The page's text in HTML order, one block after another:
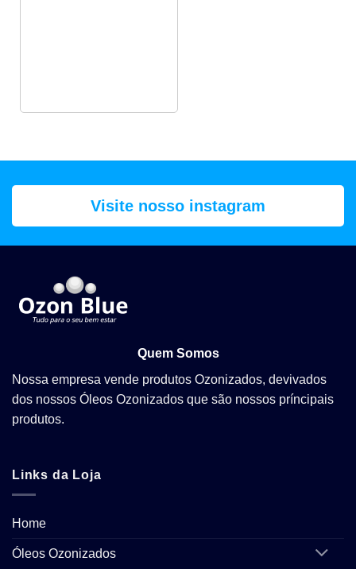
Visite nosso instagram
Quem Somos
Nossa empresa vende produtos Ozonizados, devivados
dos nossos Óleos Ozonizados que são nossos príncipais
produtos.
Links da Loja
Home
Óleos Ozonizados